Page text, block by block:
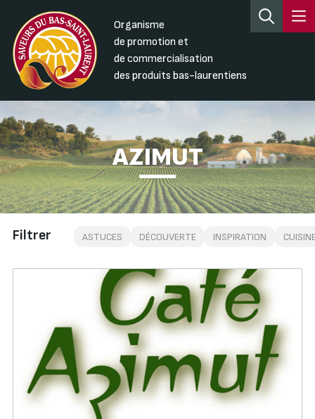
Organisme
de promotion et
de commercialisation
des produits bas-laurentiens
AZIMUT
Filtrer ASTUCES DÉCOUVERTE INSPIRATION